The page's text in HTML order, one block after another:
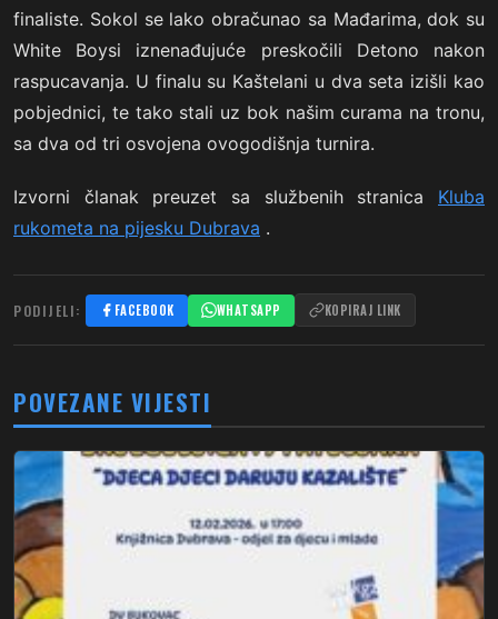
finaliste. Sokol se lako obračunao sa Mađarima, dok su
White Boysi iznenađujuće preskočili Detono nakon
raspucavanja. U finalu su Kaštelani u dva seta izišli kao
pobjednici, te tako stali uz bok našim curama na tronu,
sa dva od tri osvojena ovogodišnja turnira.
Izvorni članak preuzet sa službenih stranica Kluba
rukometa na pijesku Dubrava .
PODIJELI: FACEBOOK WHATSAPP KOPIRAJ LINK
POVEZANE VIJESTI